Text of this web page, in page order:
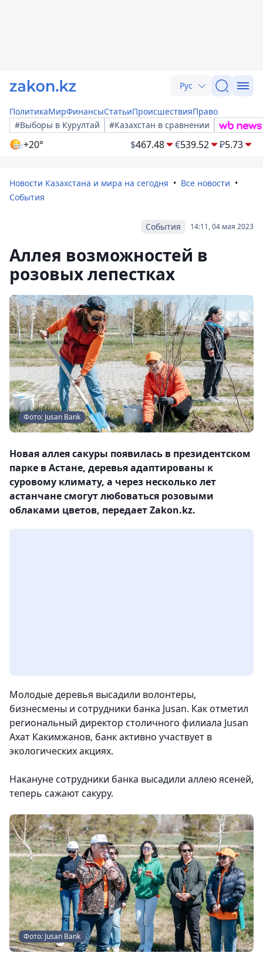
Рус
ПолитикаМирФинансыСтатьиПроисшествияПраво
#Выборы в Курултай
#Казахстан в сравнении
+20° $467.48 €539.52 ₽5.73
Новости Казахстана и мира на сегодня
Все новости
События
14:11, 04 мая 2023
События
Аллея возможностей в
розовых лепестках
Фото: Jusan Bank
Новая аллея сакуры появилась в президентском
парке в Астане, деревья адаптированы к
суровому климату, а через несколько лет
астанчане смогут любоваться розовыми
облаками цветов, передает Zakon.kz.
Молодые деревья высадили волонтеры,
бизнесмены и сотрудники банка Jusan. Как отметил
региональный директор столичного филиала Jusan
Ахат Какимжанов, банк активно участвует в
экологических акциях.
Накануне сотрудники банка высадили аллею ясеней,
теперь сажают сакуру.
Фото: Jusan Bank